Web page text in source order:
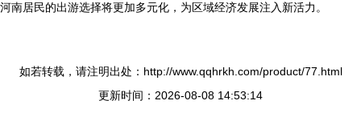
河南居民的出游选择将更加多元化，为区域经济发展注入新活力。
如若转载，请注明出处：http://www.qqhrkh.com/product/77.html
更新时间：2026-08-08 14:53:14